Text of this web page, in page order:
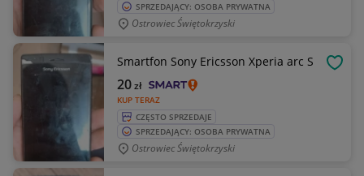
SPRZEDAJĄCY: OSOBA PRYWATNA
Ostrowiec Świętokrzyski
Smartfon Sony Ericsson Xperia arc S
KUP TERAZ
20zł
CZĘSTO SPRZEDAJE
SPRZEDAJĄCY: OSOBA PRYWATNA
Ostrowiec Świętokrzyski